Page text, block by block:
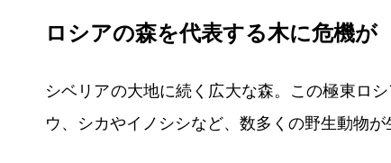
ロシアの森を代表する木に危機が
シベリアの大地に続く広大な森。この極東ロ
ウ、シカやイノシシなど、数多くの野生動物